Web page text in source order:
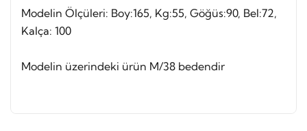
Modelin Ölçüleri: Boy:165, Kg:55, Göğüs:90, Bel:72,
Kalça: 100
Modelin üzerindeki ürün M/38 bedendir